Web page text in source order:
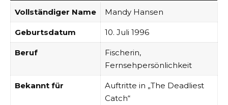
Vollständiger Name Mandy Hansen
Geburtsdatum 10. Juli 1996
Beruf
Fischerin,
Fernsehpersönlichkeit
Bekannt für
Auftritte in „The Deadliest
Catch“